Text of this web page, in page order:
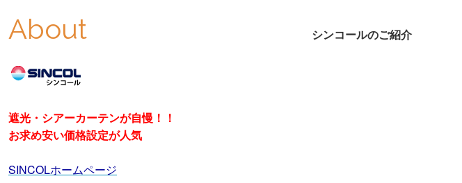
About シンコールのご紹介
遮光・シアーカーテンが自慢！！
お求め安い価格設定が人気
SINCOLホームページ